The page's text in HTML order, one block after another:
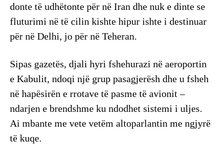
donte të udhëtonte për në Iran dhe nuk e dinte se
fluturimi në të cilin kishte hipur ishte i destinuar
për në Delhi, jo për në Teheran.
Sipas gazetës, djali hyri fshehurazi në aeroportin
e Kabulit, ndoqi një grup pasagjerësh dhe u fsheh
në hapësirën e rrotave të pasme të avionit –
ndarjen e brendshme ku ndodhet sistemi i uljes.
Ai mbante me vete vetëm altoparlantin me ngjyrë
të kuqe.